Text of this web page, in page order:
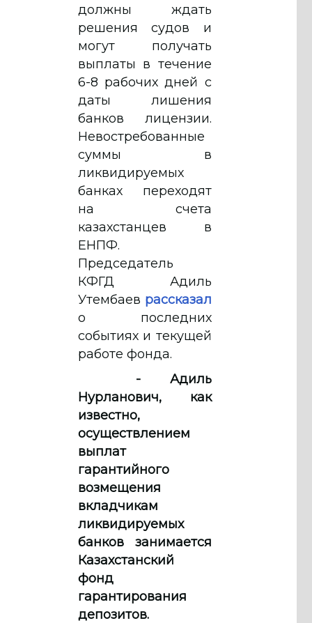
должны ждать
решения судов и
могут получать
выплаты в течение
6-8 рабочих дней с
даты лишения
банков лицензии.
Невостребованные
суммы в
ликвидируемых
банках переходят
на счета
казахстанцев в
ЕНПФ.
Председатель
КФГД Адиль
Утембаев рассказал
о последних
событиях и текущей
работе фонда.
- Адиль
Нурланович, как
известно,
осуществлением
выплат
гарантийного
возмещения
вкладчикам
ликвидируемых
банков занимается
Казахстанский
фонд
гарантирования
депозитов.